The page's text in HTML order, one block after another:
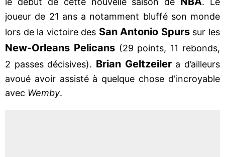
joueur de 21 ans a notamment bluffé son monde
lors de la victoire des San Antonio Spurssur les
New-Orleans Pelicans(29 points, 11 rebonds,
2 passes décisives). Brian Geltzeilera d’ailleurs
avoué avoir assisté à quelque chose d'incroyable
avec Wemby.